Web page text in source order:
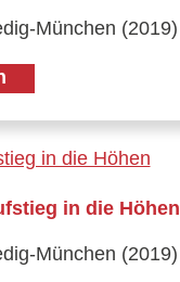
München (2019)
in die Höhen
München (2019)